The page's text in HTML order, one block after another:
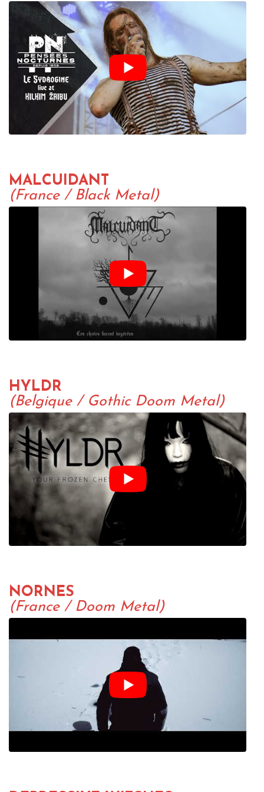
MALCUIDANT
(France / Black Metal)
HYLDR
(Belgique / Gothic Doom Metal)
NORNES
(France / Doom Metal)